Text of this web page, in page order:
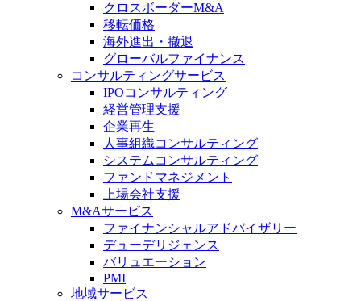
クロスボーダーM&A
移転価格
海外進出・撤退
グローバルファイナンス
コンサルティングサービス
IPOコンサルティング
経営管理支援
企業再生
人事組織コンサルティング
システムコンサルティング
ファンドマネジメント
上場会社支援
M&Aサービス
ファイナンシャルアドバイザリー
デューデリジェンス
バリュエーション
PMI
地域サービス